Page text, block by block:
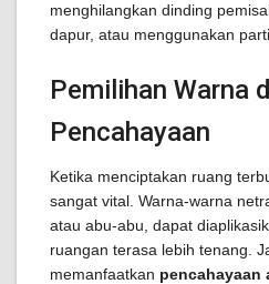
menghilangkan dinding
dapur, atau menggunakan
Pemilihan Warna
Pencahayaan
Ketika menciptakan ruang
sangat vital. Warna-warna
atau abu-abu, dapat
ruangan terasa lebih tenang.
memanfaatkan pencahayaan